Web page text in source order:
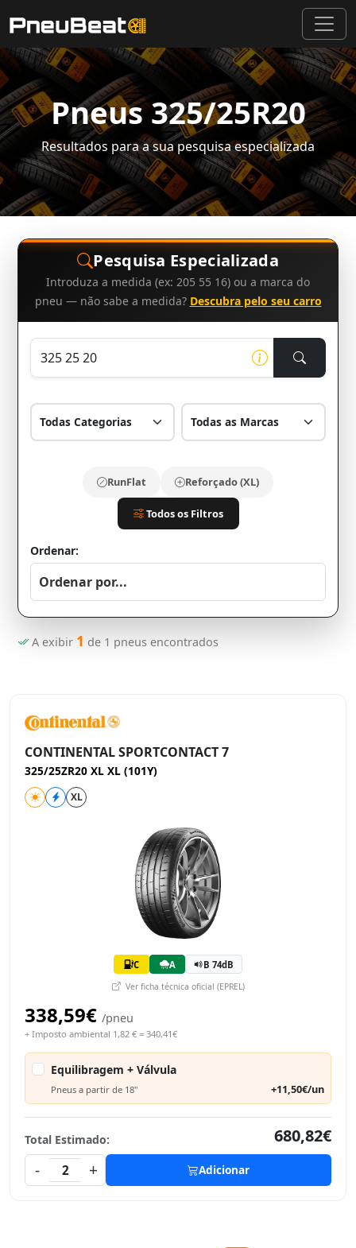
Pneus 325/25R20
Resultados para a sua pesquisa especializada
Pesquisa Especializada
Introduza a medida (ex: 205 55 16) ou a marca do
pneu — não sabe a medida? Descubra pelo seu carro
RunFlat Reforçado (XL)
Todos os Filtros
Ordenar:
A exibir 1 de 1 pneus encontrados
CONTINENTAL SPORTCONTACT 7
325/25ZR20 XL XL (101Y)
XL
C A B 74dB
Ver ficha técnica oficial (EPREL)
338,59€ /pneu
+ Imposto ambiental 1,82 € = 340,41€
Equilibragem + Válvula
Pneus a partir de 18" +11,50€/un
Total Estimado:
680,82€
-
2 + Adicionar